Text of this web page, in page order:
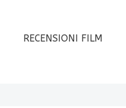
RECENSIONI FILM